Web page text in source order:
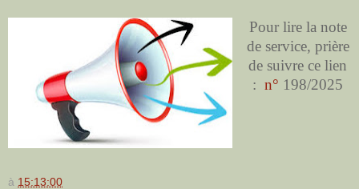
Pour lire la note
de service, prière
de suivre ce lien
: n° 198/2025
à 15:13:00